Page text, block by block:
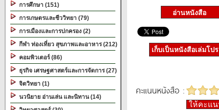
การศึกษา (151)
การเกษตรและชีววิทยา (79)
การเมืองและการปกครอง (2)
กีฬา ท่องเที่ยว สุขภาพและอาหาร (212)
คอมพิวเตอร์ (86)
ธุรกิจ เศรษฐศาสตร์และการจัดการ (27)
จิตวิทยา (1)
นวนิยาย อ่านเล่น และนิทาน (14)
เก็บเป็นหนังสือเล่มโป
คะแนนหนังสือ :
ให้คะแ